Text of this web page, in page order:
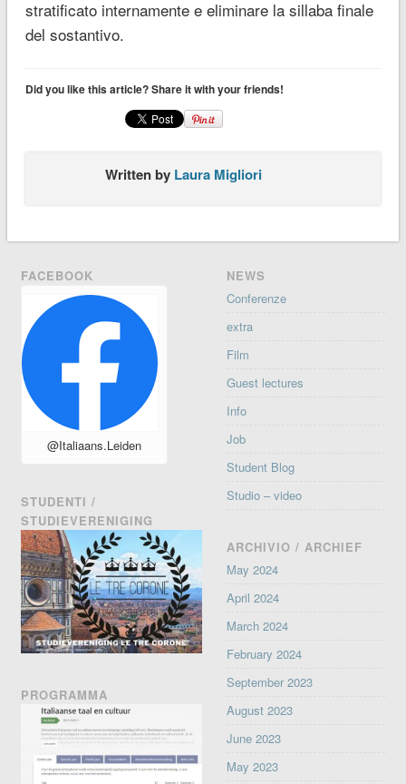
stratificato internamente e eliminare la sillaba finale
del sostantivo.
Did you like this article? Share it with your friends!
Written by Laura Migliori
FACEBOOK
@Italiaans.Leiden
STUDENTI /
STUDIEVERENIGING
PROGRAMMA
NEWS
Conferenze
extra
Film
Guest lectures
Info
Job
Student Blog
Studio – video
ARCHIVIO / ARCHIEF
May 2024
April 2024
March 2024
February 2024
September 2023
August 2023
June 2023
May 2023